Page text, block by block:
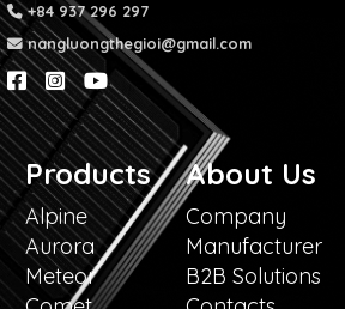
+84 937 296 297
nangluongthegioi@gmail.com
Products
Alpine
Aurora
Meteor
About Us
Company
Manufacturer
B2B Solutions